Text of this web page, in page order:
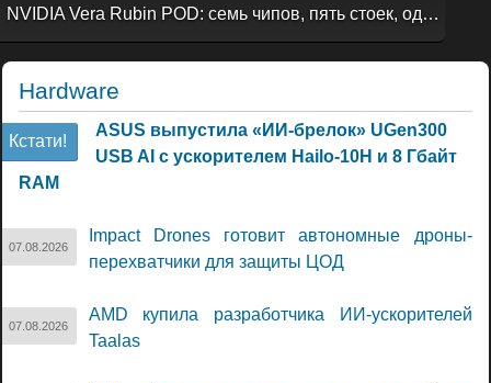
NVIDIA Vera Rubin POD: семь чипов, пять стоек, один ИИ-суперкомпьютер
Hardware
Кстати!
ASUS выпустила «ИИ-брелок» UGen300
USB AI с ускорителем Hailo-10H и 8 Гбайт
RAM
07.08.2026
Impact Drones готовит автономные дроны-
перехватчики для защиты ЦОД
07.08.2026
AMD купила разработчика ИИ-ускорителей
Taalas